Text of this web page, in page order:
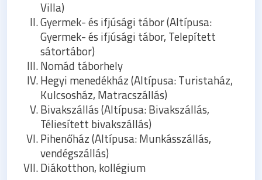
Villa)
Gyermek- és ifjúsági tábor (Altípusa:
Gyermek- és ifjúsági tábor, Telepített
sátortábor)
Nomád táborhely
Hegyi menedékház (Altípusa: Turistaház,
Kulcsosház, Matracszállás)
Bivakszállás (Altípusa: Bivakszállás,
Téliesített bivakszállás)
Pihenőház (Altípusa: Munkásszállás,
vendégszállás)
Diákotthon, kollégium